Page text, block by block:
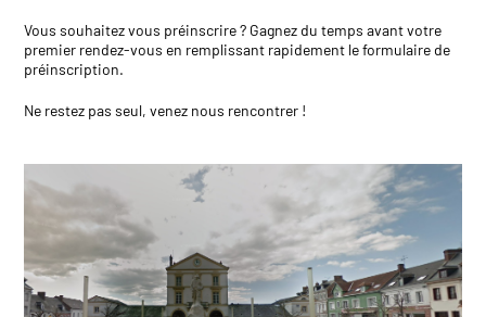
Vous souhaitez vous préinscrire ? Gagnez du temps avant votre
premier rendez-vous en remplissant rapidement leformulaire de
préinscription.
Ne restez pas seul, venez nous rencontrer !